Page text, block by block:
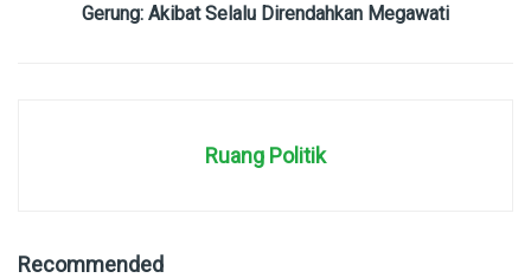
Gerung: Akibat Selalu Direndahkan Megawati
Ruang Politik
Recommended